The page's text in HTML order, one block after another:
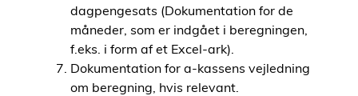
dagpengesats (Dokumentation for de
måneder, som er indgået i beregningen,
f.eks. i form af et Excel-ark).
Dokumentation for a-kassens vejledning
om beregning, hvis relevant.